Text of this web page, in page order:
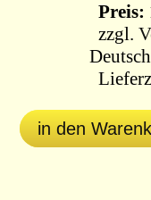
Preis:
zzgl.
in den